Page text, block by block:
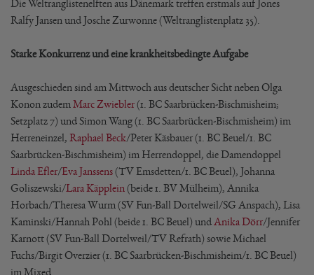
Die Weltranglistenelften aus Dänemark treffen erstmals auf Jones
Ralfy Jansen und Josche Zurwonne (Weltranglistenplatz 35).
Starke Konkurrenz und eine krankheitsbedingte Aufgabe
Ausgeschieden sind am Mittwoch aus deutscher Sicht neben Olga
Konon zudem Marc Zwiebler(1. BC Saarbrücken-Bischmisheim;
Setzplatz 7) und Simon Wang (1. BC Saarbrücken-Bischmisheim) im
Herreneinzel, Raphael Beck/Peter Käsbauer (1. BC Beuel/1. BC
Saarbrücken-Bischmisheim) im Herrendoppel, die Damendoppel
Linda Efler/Eva Janssens(TV Emsdetten/1. BC Beuel), Johanna
Goliszewski/Lara Käpplein (beide 1. BV Mülheim), Annika
Horbach/Theresa Wurm (SV Fun-Ball Dortelweil/SG Anspach), Lisa
Kaminski/Hannah Pohl (beide 1. BC Beuel) und Anika Dörr/Jennifer
Karnott (SV Fun-Ball Dortelweil/TV Refrath) sowie Michael
Fuchs/Birgit Overzier (1. BC Saarbrücken-Bischmisheim/1. BC Beuel)
im Mixed.